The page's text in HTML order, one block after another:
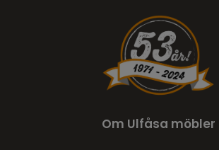
Om Ulfåsa möbler